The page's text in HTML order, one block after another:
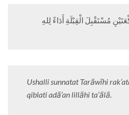
مُسْتَقْبِلَ الْقِبْلَةِ أَدَاءً لِلهِ
Ushalli sunnatat Tarāwīhi
qiblati adā’an lillāhi ta’ālā.